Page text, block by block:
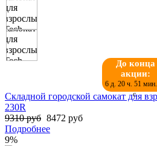
До конца
акции:
6 д. 20 ч. 51
с.
Складной городской самокат для
230R
9310 руб 8472 руб
Подробнее
9%